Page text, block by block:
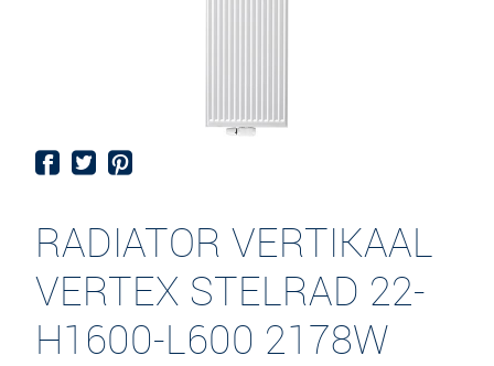
RADIATOR VERTIKAAL
VERTEX STELRAD 22-
H1600-L600 2178W